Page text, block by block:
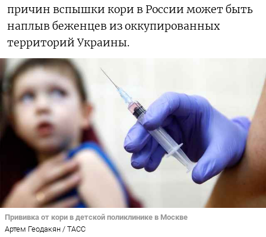
причин вспышки кори в России может быть
наплыв беженцев из оккупированных
территорий Украины.
Прививка от кори в детской поликлинике в Москве
Артем Геодакян / ТАСС